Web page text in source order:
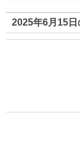
2025年6月15日